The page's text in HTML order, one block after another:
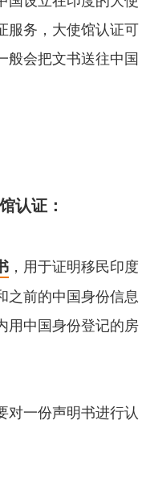
服务，大使馆认证可
般会把文书送往中国
认证：
，用于证明移民印度
之前的中国身份信息
用中国身份登记的房
对一份声明书进行认